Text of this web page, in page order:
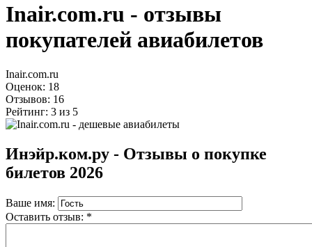
Inair.com.ru - отзывы
покупателей авиабилетов
Inair.com.ru
Оценок: 18
Отзывов: 16
Рейтинг: 3 из 5
Инэйр.ком.ру - Отзывы о покупке
билетов 2026
Ваше имя:
Оставить отзыв: *